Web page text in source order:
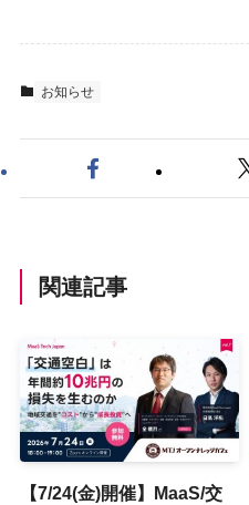
お知らせ
関連記事
【7/24(金)開催】MaaS/交